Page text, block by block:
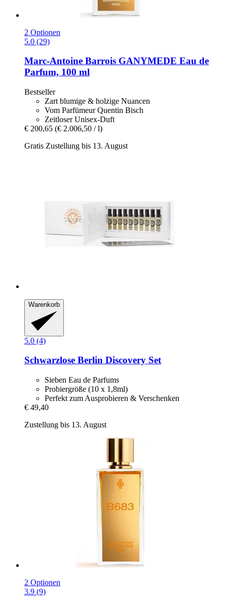
2 Optionen
5.0 (29)
Marc-Antoine Barrois GANYMEDE Eau de
Parfum, 100 ml
Bestseller
Zart blumige & holzige Nuancen
Vom Parfümeur Quentin Bisch
Zeitloser Unisex-Duft
€ 200,65 (€ 2.006,50 / l)
Gratis Zustellung bis 13. August
Warenkorb
5.0 (4)
Schwarzlose Berlin Discovery Set
Sieben Eau de Parfums
Probiergröße (10 x 1,8ml)
Perfekt zum Ausprobieren & Verschenken
€ 49,40
Zustellung bis 13. August
2 Optionen
3.9 (9)